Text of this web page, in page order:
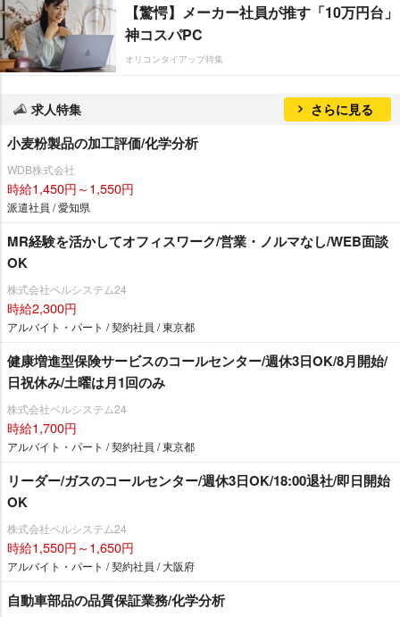
【驚愕】メーカー社員が推す「10万円台」
神コスパPC
オリコンタイアップ特集
求人特集 さらに見る
小麦粉製品の加工評価/化学分析
WDB株式会社
時給1,450円～1,550円
派遣社員 / 愛知県
MR経験を活かしてオフィスワーク/営業・ノルマなし/WEB面談
OK
株式会社ベルシステム24
時給2,300円
アルバイト・パート / 契約社員 / 東京都
健康増進型保険サービスのコールセンター/週休3日OK/8月開始/
日祝休み/土曜は月1回のみ
株式会社ベルシステム24
時給1,700円
アルバイト・パート / 契約社員 / 東京都
リーダー/ガスのコールセンター/週休3日OK/18:00退社/即日開始
OK
株式会社ベルシステム24
時給1,550円～1,650円
アルバイト・パート / 契約社員 / 大阪府
自動車部品の品質保証業務/化学分析